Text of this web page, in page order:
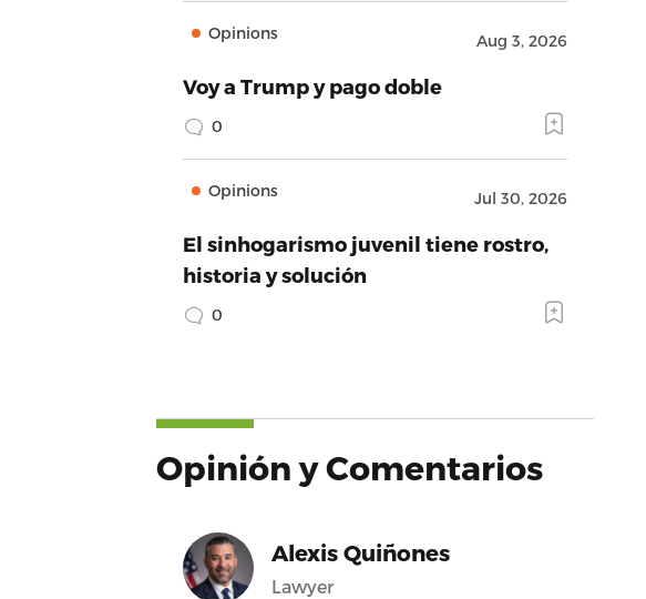
Opinions Aug 3, 2026
Voy a Trump y pago doble
0
Opinions Jul 30, 2026
El sinhogarismo juvenil tiene rostro,
historia y solución
0
Opinión y Comentarios
Alexis Quiñones
Lawyer